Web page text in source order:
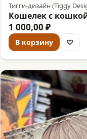
Тигги-дизайн (Tiggy
Кошелек с
1 000,00 ₽
В корзину ♡